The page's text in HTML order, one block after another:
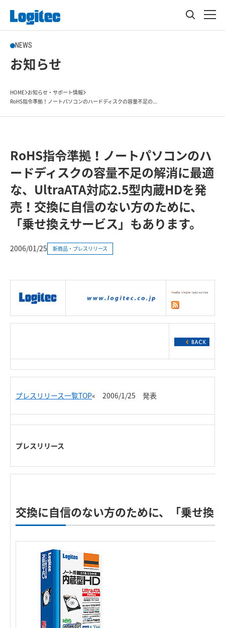
NEWS
お知らせ
HOME お知らせ・サポート情報
RoHS指令準拠！ノートパソコンのハードディスクの容量不足の...
RoHS指令準拠！ノートパソコンのハ
ードディスクの容量不足の解消に最適
な、UltraATA対応2.5型内蔵HDを発
売！交換に自信のない方のために、
「乗せ換えサービス」もあります。
2006/01/25 新商品・プレスリリース
プレスリリース一覧TOP« 2006/1/25 発表
プレスリリース
交換に自信のない方のために、「乗せ換